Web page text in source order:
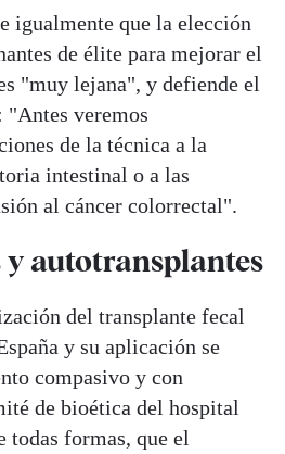
igualmente que la elección
de élite para mejorar el
"muy lejana", y defiende el
"Antes veremos
de la técnica a la
intestinal o a las
al cáncer colorrectal".
autotransplantes
del transplante fecal
y su aplicación se
compasivo y con
de bioética del hospital
todas formas, que el